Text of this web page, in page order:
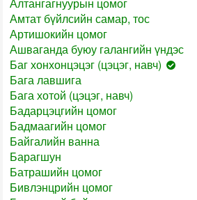
Амтат бүйлсийн самар, тос
Артишокийн цомог
Ашваганда буюу галангийн үндэс
Баг хонхонцэцэг (цэцэг, навч)
Бага лавшига
Бага хотой (цэцэг, навч)
Бадарцэцгийн цомог
Бадмаагийн цомог
Байгалийн ванна
Барагшун
Батрашийн цомог
Бивлэнцрийн цомог